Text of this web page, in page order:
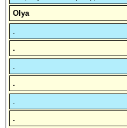
Olya
.
.
.